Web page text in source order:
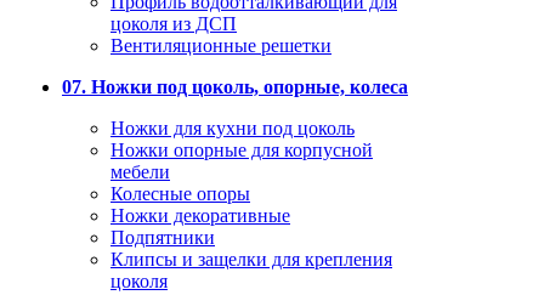
цоколя из ДСП
Вентиляционные решетки
07. Ножки под цоколь, опорные, колеса
Ножки для кухни под цоколь
Ножки опорные для корпусной
мебели
Колесные опоры
Ножки декоративные
Подпятники
Клипсы и защелки для крепления
цоколя